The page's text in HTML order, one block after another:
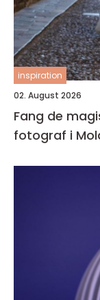
inspiration
02. August 2026
Fang de
fotograf i